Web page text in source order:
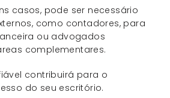
casos, pode ser necessário
como contadores, para
ou advogados
complementares.
contribuirá para o
do seu escritório.